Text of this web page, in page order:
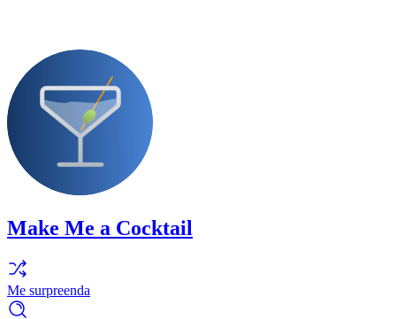
Make Me a Cocktail
Me surpreenda